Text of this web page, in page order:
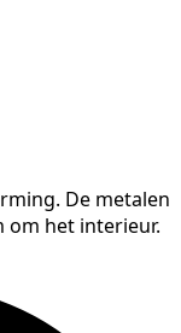
De metalen
om het interieur.